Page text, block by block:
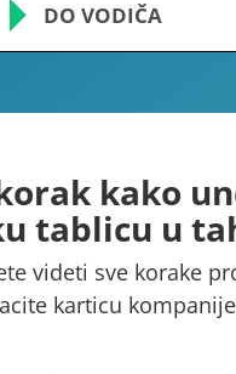
DO VODIČA
kako
tablicu u
videti sve korake
karticu kompanije